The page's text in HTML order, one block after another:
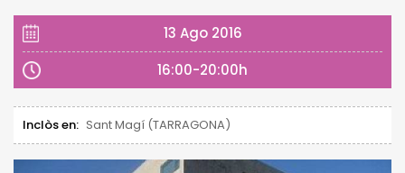
13 Ago 2016
16:00-20:00h
Inclòs en: Sant Magí (TARRAGONA)